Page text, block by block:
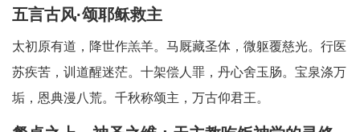
诗苑 小小说 写真故事
五言古风·颂耶稣救主
太初原有道，降世作羔羊。马厩藏圣体，微躯覆慈光。行医
苏疾苦，训道醒迷茫。十架偿人罪，丹心舍玉肠。宝泉涤万
垢，恩典漫八荒。千秋称颂主，万古仰君王。